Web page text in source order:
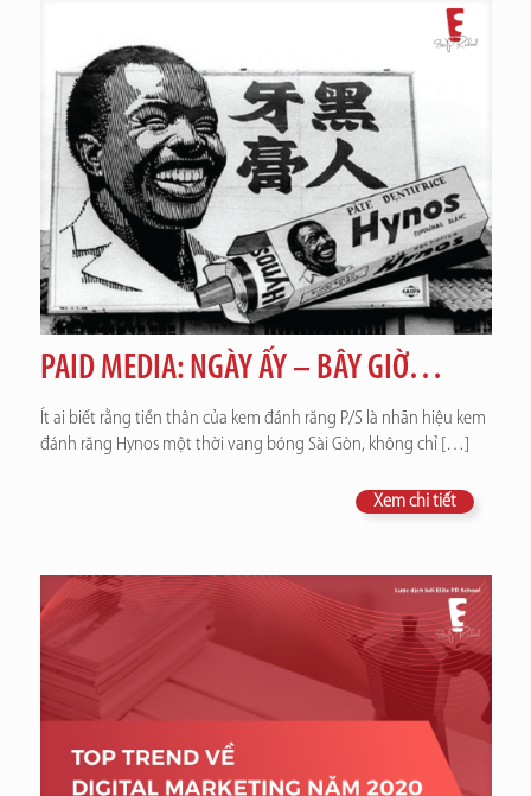
PAID MEDIA: NGÀY ẤY – BÂY GIỜ…
Ít ai biết rằng tiền thân của kem đánh răng P/S là nhãn hiệu kem
đánh răng Hynos một thời vang bóng Sài Gòn, không chỉ[…]
Xem chi tiết